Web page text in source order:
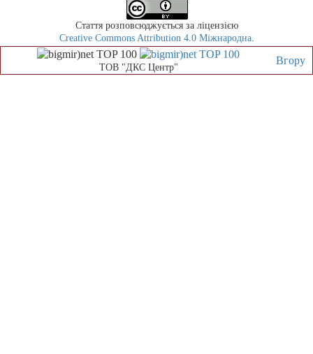
Стаття розповсюджується за ліцензією
Creative Commons Attribution 4.0 Міжнародна.
Вгору
ТОВ "ДКС Центр"